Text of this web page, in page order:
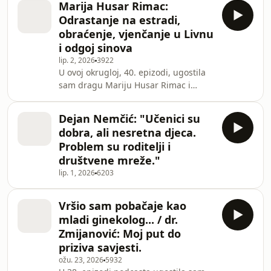
naglas: zašto
Marija Husar Rimac:
Odrastanje na estradi,
obraćenje, vjenčanje u Livnu
i odgoj sinova
lip. 2, 20263922
U ovoj okrugloj, 40. epizodi, ugostila
sam dragu Mariju Husar Rimac i
ih, preko velikog uspjeha s grupom
Divas, pa sve do životnih prekretnica
koje su je oblikovale.Dotaknule smo se
djetinjstva na sceni, iskustva rada s
najvećim imenima domaće glazbe i
kako je izgledalo odrastati u svijetu
koji nije uvijek bio bezazlen. Marij
Dejan Nemčić: "Učenici su
dobra, ali nesretna djeca.
Problem su roditelji i
društvene mreže."
lip. 1, 20266203
Vršio sam pobačaje kao
mladi ginekolog... / dr.
Zmijanović: Moj put do
priziva savjesti.
ožu. 23, 2026 5932